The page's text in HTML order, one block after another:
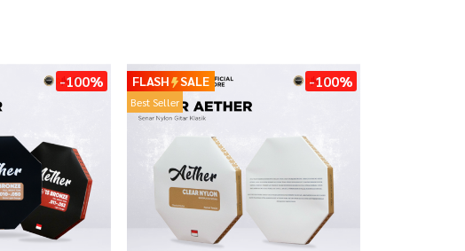
-100% FLASH SALE
Best Seller
-100%